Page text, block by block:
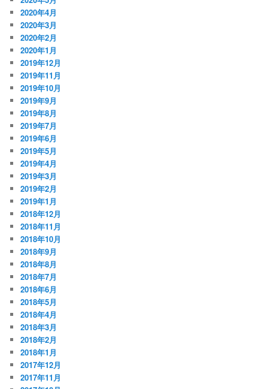
2020年4月
2020年3月
2020年2月
2020年1月
2019年12月
2019年11月
2019年10月
2019年9月
2019年8月
2019年7月
2019年6月
2019年5月
2019年4月
2019年3月
2019年2月
2019年1月
2018年12月
2018年11月
2018年10月
2018年9月
2018年8月
2018年7月
2018年6月
2018年5月
2018年4月
2018年3月
2018年2月
2018年1月
2017年12月
2017年11月